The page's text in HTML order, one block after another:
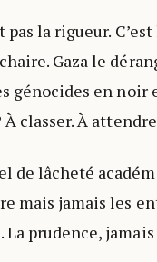
pas la rigueur.
Gaza le
génocides en noir
classer. À
de lâcheté
mais jamais les
prudence, jamais